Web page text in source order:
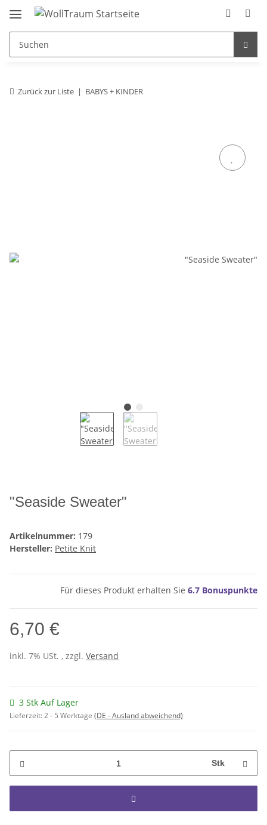
Zurück zur Liste BABYS + KINDER
"Seaside Sweater"
Artikelnummer: 179
Hersteller: Petite Knit
Für dieses Produkt erhalten Sie 6.7 Bonuspunkte
6,70 €
inkl. 7% USt. , zzgl. Versand
3 Stk Auf Lager
Lieferzeit:2 - 5 Werktage (DE - Ausland abweichend)
Stk